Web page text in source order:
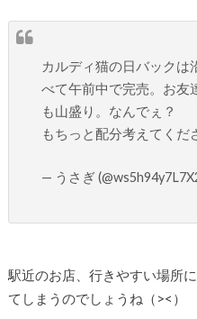
カルディ猫の日バックは
べて午前中で完売。お友
も山盛り。なんでぇ？
もちっと配分考えてくだ
— うさぎ
駅近のお店、行きやすい場所
てしまうのでしょうね（><）